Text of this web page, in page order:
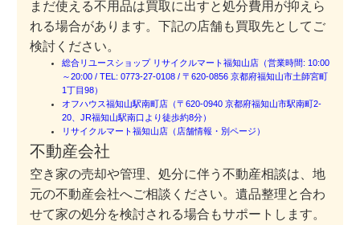
まだ使える不用品は買取に出すと処分費用が抑えら
れる場合があります。下記の店舗も買取先としてご
検討ください。
総合リユースショップ リサイクルマート福知山店（営業時間: 10:00
～20:00 / TEL: 0773-27-0108 / 〒620-0856 京都府福知山市土師宮町
1丁目98）
オフハウス福知山駅南町店（〒620-0940 京都府福知山市駅南町2-
20、JR福知山駅南口より徒歩約8分）
リサイクルマート福知山店（店舗情報・別ページ）
不動産会社
空き家の売却や管理、処分に伴う不動産相談は、地
元の不動産会社へご相談ください。遺品整理と合わ
せて家の処分を検討される場合もサポートします。